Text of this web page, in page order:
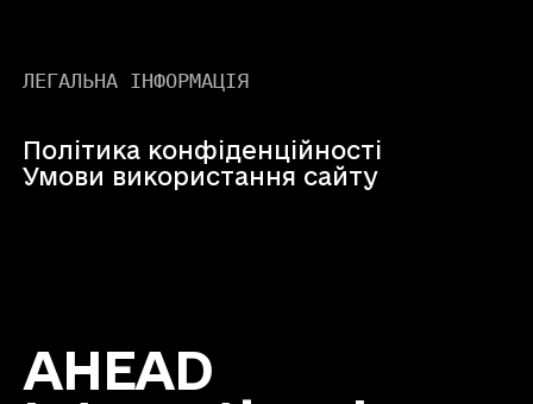
ЛЕГАЛЬНА ІНФОРМАЦІЯ
Політика конфіденційності
Умови використання сайту
AHEAD